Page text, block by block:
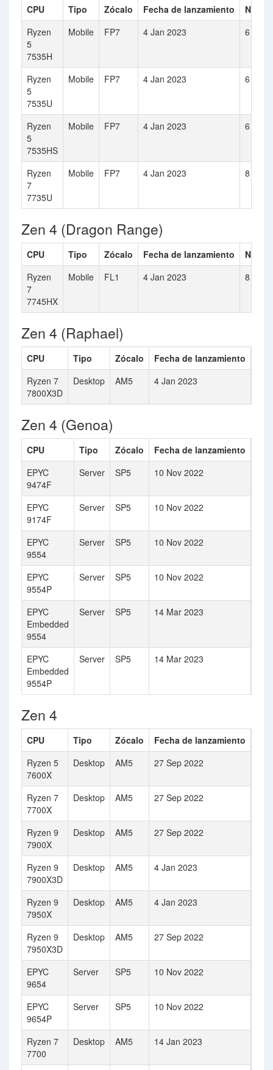
CPU Tipo Zócalo Fecha de lanzamiento
Ryzen
5
7535H
Mobile FP7 4 Jan 2023 6
Ryzen
5
7535U
Mobile FP7 4 Jan 2023 6
Ryzen
5
7535HS
Mobile FP7 4 Jan 2023 6
Ryzen
7
7735U
Mobile FP7 4 Jan 2023 8
Zen 4 (Dragon Range)
CPU Tipo Zócalo Fecha de lanzamiento
Ryzen
7
7745HX
Mobile FL1 4 Jan 2023 8
Zen 4 (Raphael)
CPU Tipo Zócalo Fecha de lanzamiento
Ryzen 7
7800X3D
Desktop AM5 4 Jan 2023
Zen 4 (Genoa)
CPU Tipo Zócalo Fecha de lanzamiento
EPYC
9474F
Server SP5 10 Nov 2022
EPYC
9174F
Server SP5 10 Nov 2022
EPYC
9554
Server SP5 10 Nov 2022
EPYC
9554P
Server SP5 10 Nov 2022
EPYC
Embedded
9554
Server SP5 14 Mar 2023
EPYC
Embedded
9554P
Server SP5 14 Mar 2023
Zen 4
CPU Tipo Zócalo Fecha de lanzamiento
Ryzen 5
7600X
Desktop AM5 27 Sep 2022
Ryzen 7
7700X
Desktop AM5 27 Sep 2022
Ryzen 9
7900X
Desktop AM5 27 Sep 2022
Ryzen 9
7900X3D
Desktop AM5 4 Jan 2023
Ryzen 9
7950X
Desktop AM5 4 Jan 2023
Ryzen 9
7950X3D
Desktop AM5 27 Sep 2022
EPYC
9654
Server SP5 10 Nov 2022
EPYC
9654P
Server SP5 10 Nov 2022
Ryzen 7
7700
Desktop AM5 14 Jan 2023